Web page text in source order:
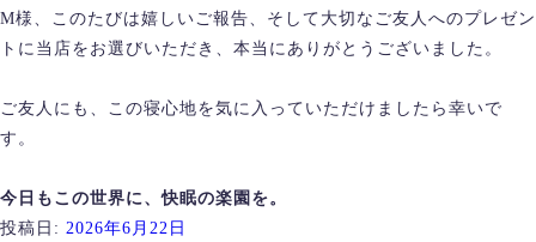
M様、このたびは嬉しいご報告、そして大切なご友人へのプレゼン
トに当店をお選びいただき、本当にありがとうございました。
ご友人にも、この寝心地を気に入っていただけましたら幸いで
す。
今日もこの世界に、快眠の楽園を。
投稿日: 2026年6月22日